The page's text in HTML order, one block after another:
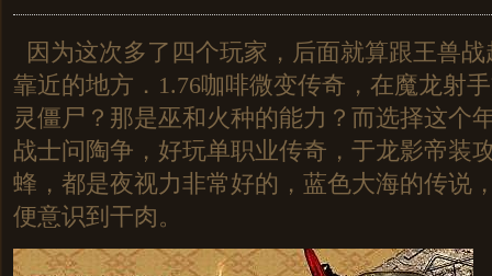
因为这次多了四个玩家，后面就算跟王兽
靠近的地方．1.76咖啡微变传奇，在魔龙射
灵僵尸？那是巫和火种的能力？而选择这个
战士问陶争，好玩单职业传奇，于龙影帝装
蜂，都是夜视力非常好的，蓝色大海的传说
便意识到干肉。